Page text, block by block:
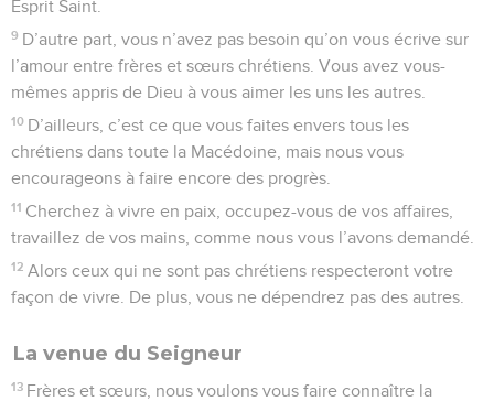
Esprit Saint.
9 D’autre part, vous n’avez pas besoin qu’on vous écrive sur
l’amour entre frères et sœurs chrétiens. Vous avez vous-
mêmes appris de Dieu à vous aimer les uns les autres.
10 D’ailleurs, c’est ce que vous faites envers tous les
chrétiens dans toute la Macédoine, mais nous vous
encourageons à faire encore des progrès.
11 Cherchez à vivre en paix, occupez-vous de vos affaires,
travaillez de vos mains, comme nous vous l’avons demandé.
12 Alors ceux qui ne sont pas chrétiens respecteront votre
façon de vivre. De plus, vous ne dépendrez pas des autres.
La venue du Seigneur
13 Frères et sœurs, nous voulons vous faire connaître la